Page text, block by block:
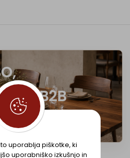
B2B
uporablja piškotke, ki
uporabniško izkušnjo in